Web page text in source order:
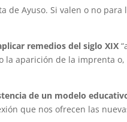
de Ayuso. Si valen o no para
remedios del siglo XIX
la aparición de la imprenta o,
de un modelo
que nos ofrecen las